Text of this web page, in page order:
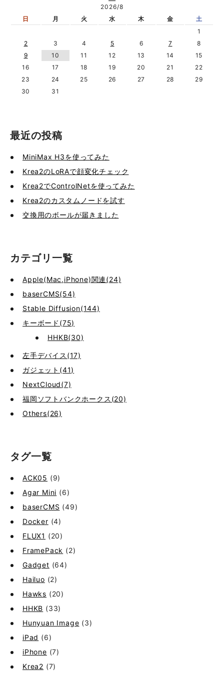
2026/8
日
月 火 水 木 金
土
1
2
3 4 5 6 7
8
9
10 11 12 13 14
15
16
17 18 19 20 21
22
23
24 25 26 27 28
29
30
31
最近の投稿
MiniMax H3を使ってみた
Krea2のLoRAで顔変化チェック
Krea2でControlNetを使ってみた
Krea2のカスタムノードを試す
交換用のボールが届きました
カテゴリ一覧
Apple(Mac,iPhone)関連(24)
baserCMS(54)
Stable Diffusion(144)
キーボード(75)
HHKB(30)
左手デバイス(17)
ガジェット(41)
NextCloud(7)
福岡ソフトバンクホークス(20)
Others(26)
タグ一覧
ACK05 (9)
Agar Mini (6)
baserCMS (49)
Docker (4)
FLUX1 (20)
FramePack (2)
Gadget (64)
Hailuo (2)
Hawks (20)
HHKB (33)
Hunyuan Image (3)
iPad (6)
iPhone (7)
Krea2 (7)